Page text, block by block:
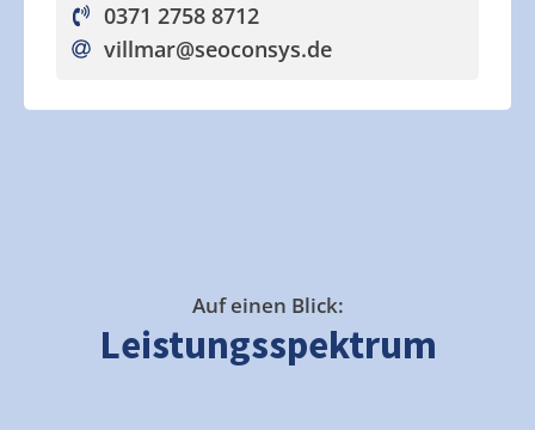
0371 2758 8712
villmar@seoconsys.de
Auf einen Blick:
Leistungsspektrum